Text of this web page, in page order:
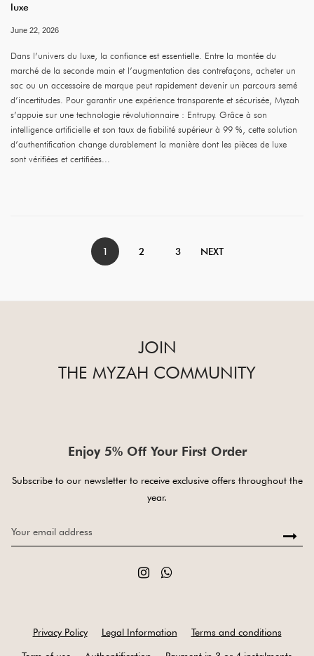
luxe
June 22, 2026
Dans l’univers du luxe, la confiance est essentielle. Entre la montée du
marché de la seconde main et l’augmentation des contrefaçons, acheter un
sac ou un accessoire de marque peut rapidement devenir un parcours semé
d’incertitudes. Pour garantir une expérience transparente et sécurisée, Myzah
s’appuie sur une technologie révolutionnaire : Entrupy. Grâce à son
intelligence artificielle et son taux de fiabilité supérieur à 99 %, cette solution
d’authentification change durablement la manière dont les pièces de luxe
sont vérifiées et certifiées...
1 2 3 NEXT
JOIN
THE MYZAH COMMUNITY
Enjoy 5% Off Your First Order
Subscribe to our newsletter to receive exclusive offers throughout the
year.
Privacy Policy Legal Information Terms and conditions